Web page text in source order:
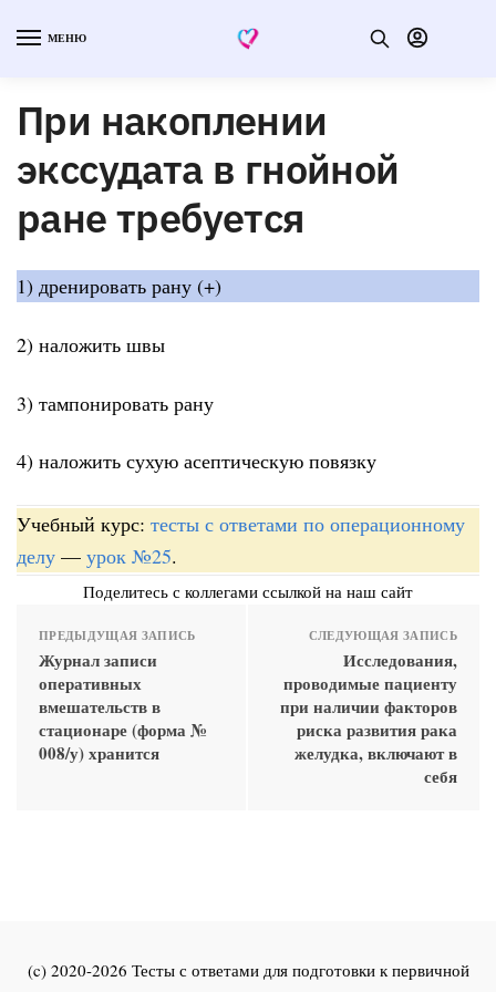
МЕНЮ
При накоплении
экссудата в гнойной
ране требуется
1) дренировать рану (+)
2) наложить швы
3) тампонировать рану
4) наложить сухую асептическую повязку
Учебный курс: тесты с ответами по операционному
делу — урок №25.
Поделитесь с коллегами ссылкой на наш сайт
ПРЕДЫДУЩАЯ ЗАПИСЬ
Журнал записи
оперативных
вмешательств в
стационаре (форма №
008/у) хранится
СЛЕДУЮЩАЯ ЗАПИСЬ
Исследования,
проводимые пациенту
при наличии факторов
риска развития рака
желудка, включают в
себя
(c) 2020-2026 Тесты с ответами для подготовки к первичной